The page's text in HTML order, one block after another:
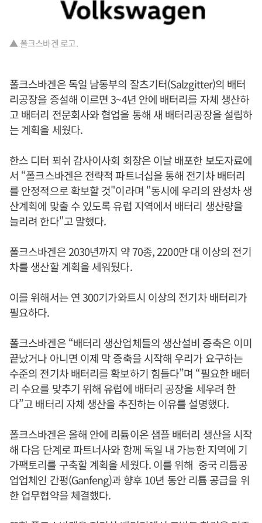
▲ 폴크스바겐 로고.
폴크스바겐은 독일 남동부의 잘츠기터(Salzgitter)의 배터
리공장을 증설해 이르면 3~4년 안에 배터리를 자체 생산하
고 배터리 전문회사와 협업을 통해 새 배터리공장을 설립하
는 계획을 세웠다.
한스 디터 푀쉬 감사이사회 회장은 이날 배포한 보도자료에
서 “폴크스바겐은 전략적 파트너십을 통해 전기차 배터리
를 안정적으로 확보할 것"이라며 "동시에 우리의 완성차 생
산계획에 맞출 수 있도록 유럽 지역에서 배터리 생산량을
늘리려 한다"고 말했다.
폴크스바겐은 2030년까지 약 70종, 2200만 대 이상의 전기
차를 생산할 계획을 세워뒀다.
이를 위해서는 연 300기가와트시 이상의 전기차 배터리가
필요하다.
폴크스바겐은 “배터리 생산업체들의 생산설비 증축은 이미
끝났거나 아니면 이제 막 증축을 시작해 우리가 요구하는
수준의 전기차 배터리를 확보하기 힘들다”며 “필요한 배터
리 수요를 맞추기 위해 유럽에 배터리 공장을 세우려 한
다”고 배터리 자체 생산을 추진하는 이유를 설명했다.
폴크스바겐은 올해 안에 리튬이온 샘플 배터리 생산을 시작
해 다음 단계로 파트너사와 함께 독일 내 가능한 지역에 기
가팩토리를 구축할 계획을 세웠다. 이를 위해 중국 리튬공
업업체인 간펑(Ganfeng)과 향후 10년 동안 리튬 공급을 위
한 업무협약을 체결했다.